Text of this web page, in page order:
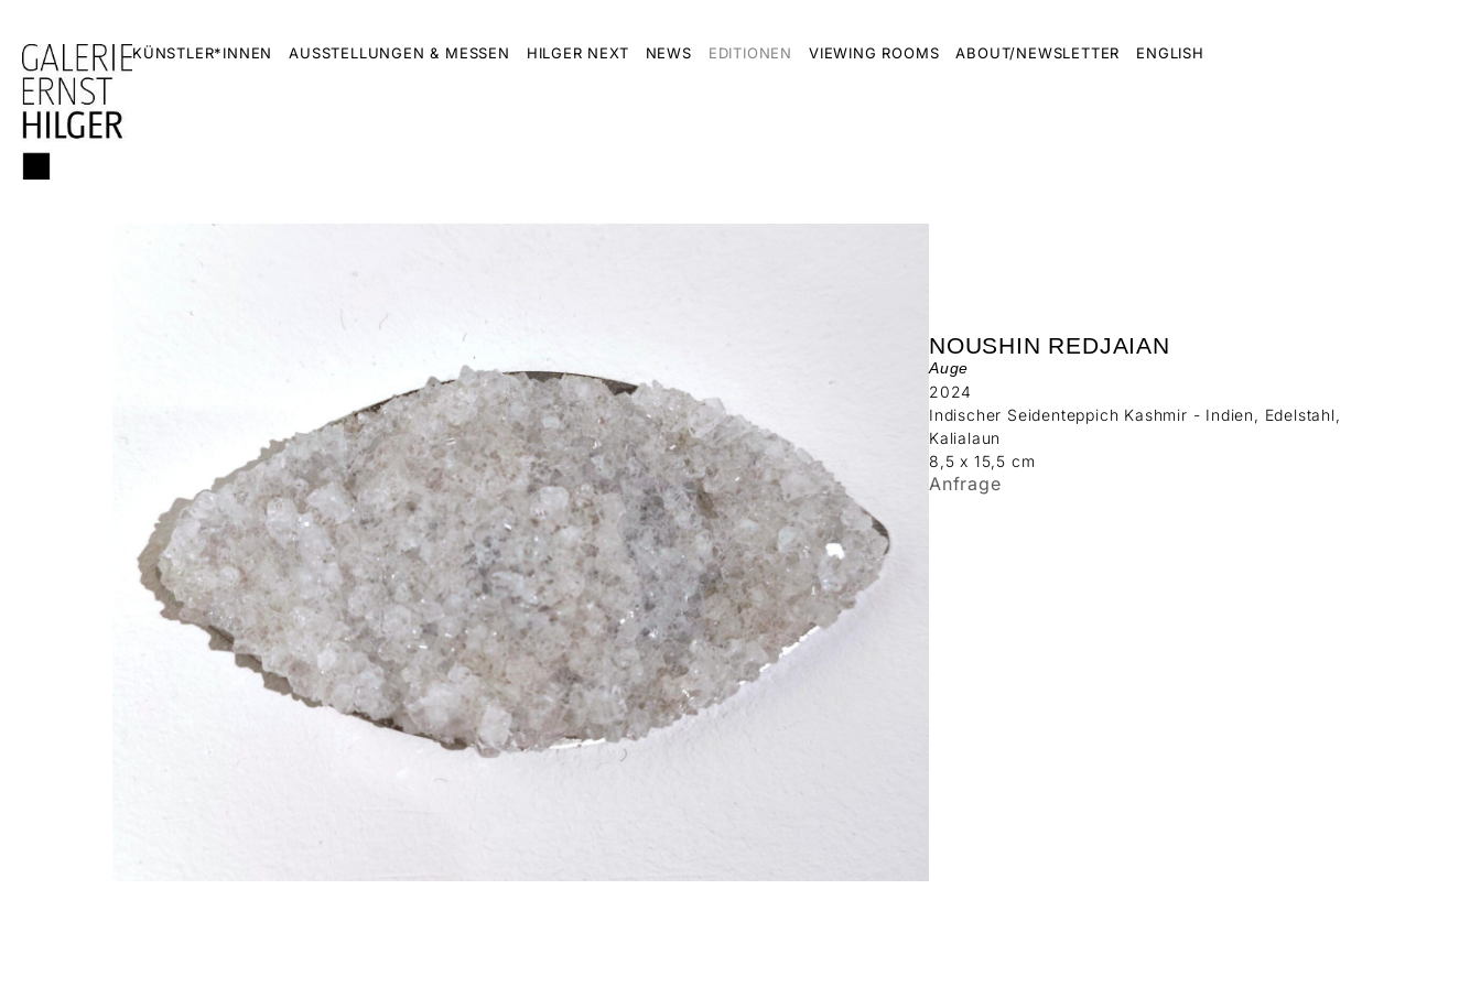
KÜNSTLER*INNEN AUSSTELLUNGEN & MESSEN HILGER NEXT NEWS EDITIONEN VIEWING ROOMS ABOUT/NEWSLETTER ENGLISH
NOUSHIN REDJAIAN
Auge
2024
Indischer Seidenteppich Kashmir - Indien, Edelstahl,
Kalialaun
8,5 x 15,5 cm
Anfrage